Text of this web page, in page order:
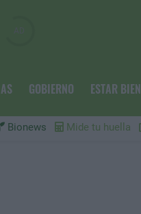
GOBIERNO ESTAR BIEN
Bionews Mide tu huella